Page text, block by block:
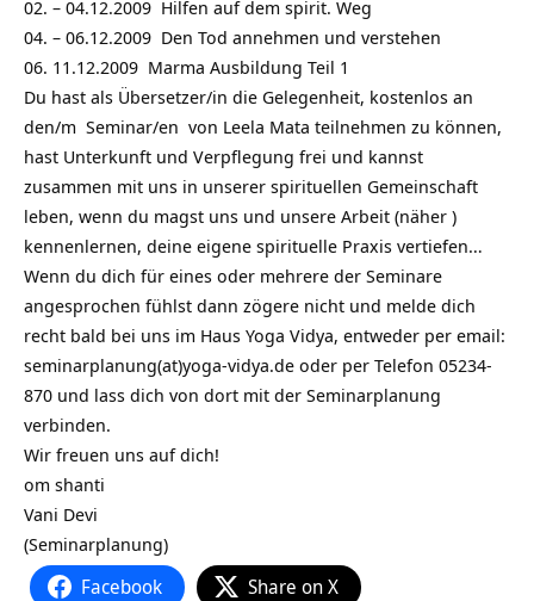
02. – 04.12.2009 Hilfen auf dem spirit. Weg
04. – 06.12.2009 Den Tod annehmen und verstehen
06. 11.12.2009 Marma Ausbildung Teil 1
Du hast als Übersetzer/in die Gelegenheit, kostenlos an
den/m Seminar/en von Leela Mata teilnehmen zu können,
hast Unterkunft und Verpflegung frei und kannst
zusammen mit uns in unserer spirituellen Gemeinschaft
leben, wenn du magst uns und unsere Arbeit (näher )
kennenlernen, deine eigene spirituelle Praxis vertiefen…
Wenn du dich für eines oder mehrere der Seminare
angesprochen fühlst dann zögere nicht und melde dich
recht bald bei uns im Haus Yoga Vidya, entweder per email:
seminarplanung(at)yoga-vidya.de oder per Telefon 05234-
870 und lass dich von dort mit der Seminarplanung
verbinden.
Wir freuen uns auf dich!
om shanti
Vani Devi
(Seminarplanung)
Facebook Share on X